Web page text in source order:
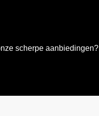
scherpe aanbiedingen?